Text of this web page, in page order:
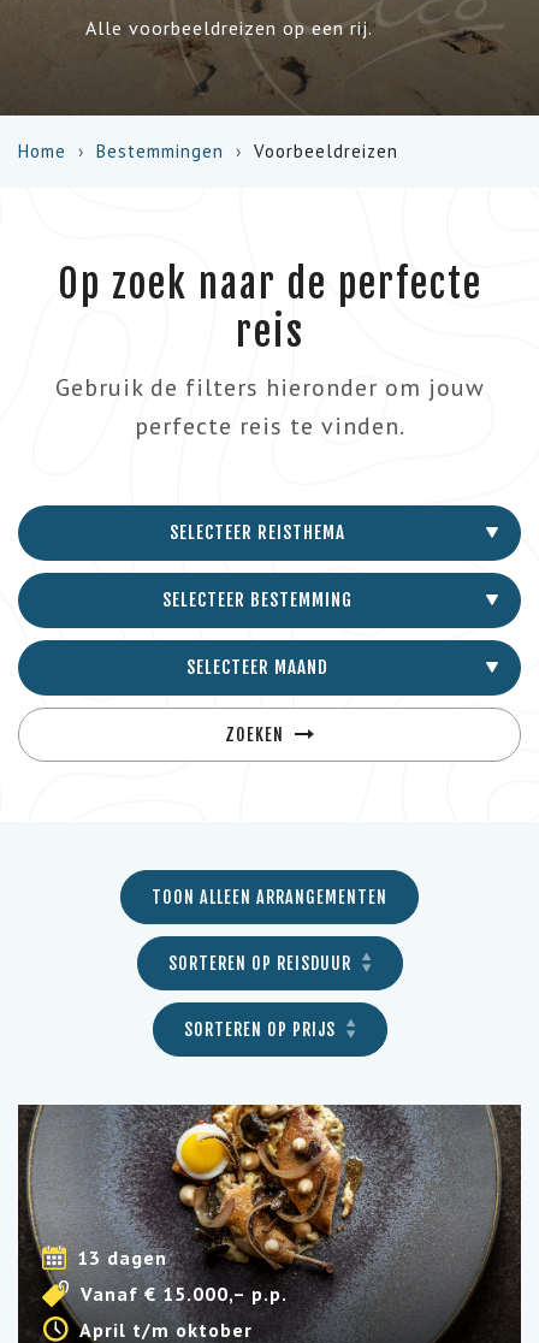
Alle voorbeeldreizen op een rij.
Home Bestemmingen Voorbeeldreizen
Op zoek naar de perfecte
reis
Gebruik de filters hieronder om jouw
perfecte reis te vinden.
SELECTEER REISTHEMA
SELECTEER BESTEMMING
SELECTEER MAAND
ZOEKEN
TOON ALLEEN ARRANGEMENTEN
SORTEREN OP REISDUUR
SORTEREN OP PRIJS
13 dagen
Vanaf € 15.000,– p.p.
April t/m oktober